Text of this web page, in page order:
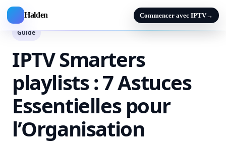
Halden Commencer avec IPTV→
Guide
IPTV Smarters
playlists : 7 Astuces
Essentielles pour
l’Organisation